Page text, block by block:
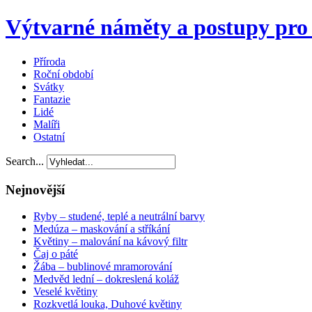
Výtvarné náměty a postupy
Příroda
Roční období
Svátky
Fantazie
Lidé
Malíři
Ostatní
Search...
Nejnovější
Ryby – studené, teplé a neutrální barvy
Medúza – maskování a stříkání
Květiny – malování na kávový filtr
Čaj o páté
Žába – bublinové mramorování
Medvěd lední – dokreslená koláž
Veselé květiny
Rozkvetlá louka, Duhové květiny